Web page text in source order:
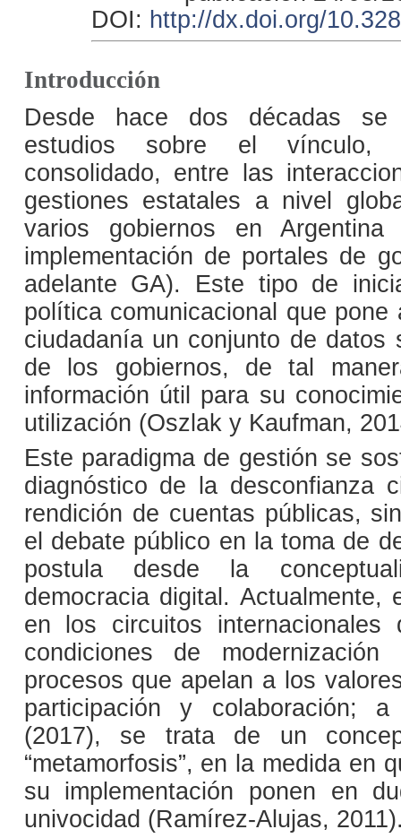
DOI: http://dx.doi.org/
Introducción
Desde hace dos décadas se
estudios sobre el
consolidado, entre las
gestiones estatales a nivel
varios gobiernos en
implementación de portales de
adelante GA). Este tipo de
política comunicacional que
ciudadanía un conjunto de datos
de los gobiernos, de tal
información útil para su
utilización (Oszlak y Kaufman,
Este paradigma de gestión se
diagnóstico de la desconfianza
rendición de cuentas públicas,
el debate público en la toma de
postula desde la
democracia digital. Actualmente,
en los circuitos internacionales
condiciones de
procesos que apelan a los
participación y colaboración;
(2017), se trata de un
“metamorfosis”, en la medida en
su implementación ponen en
univocidad (Ramírez-Alujas,